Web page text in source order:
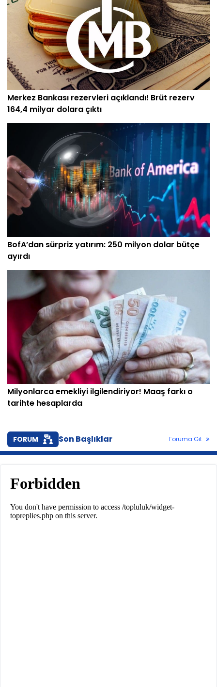
Merkez Bankası rezervleri açıklandı! Brüt rezerv
164,4 milyar dolara çıktı
BofA’dan sürpriz yatırım: 250 milyon dolar bütçe
ayırdı
Milyonlarca emekliyi ilgilendiriyor! Maaş farkı o
tarihte hesaplarda
FORUM Son Başlıklar Foruma Git